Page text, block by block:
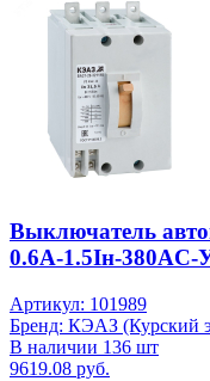
Выключатель
0.6А-1.5Iн-380AC-
Артикул: 101989
Бренд: КЭАЗ (Курский
В наличии 136 шт
9619.08 руб.